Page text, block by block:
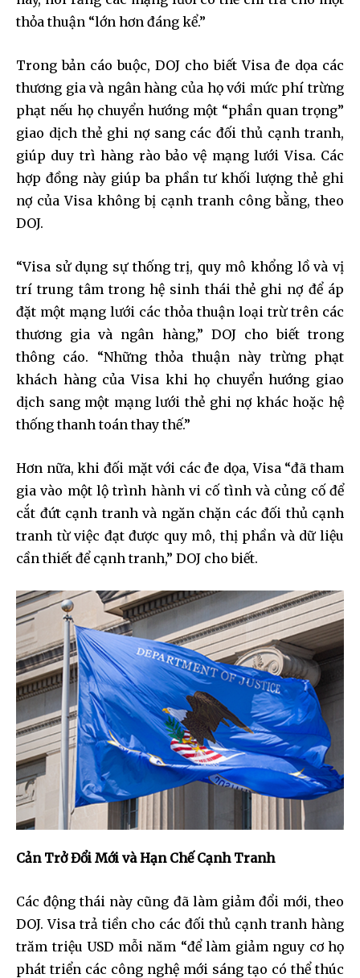
thỏa thuận “lớn hơn đáng kể.”
Trong bản cáo buộc, DOJ cho biết Visa đe dọa các
thương gia và ngân hàng của họ với mức phí trừng
phạt nếu họ chuyển hướng một “phần quan trọng”
giao dịch thẻ ghi nợ sang các đối thủ cạnh tranh,
giúp duy trì hàng rào bảo vệ mạng lưới Visa. Các
hợp đồng này giúp ba phần tư khối lượng thẻ ghi
nợ của Visa không bị cạnh tranh công bằng, theo
DOJ.
“Visa sử dụng sự thống trị, quy mô khổng lồ và vị
trí trung tâm trong hệ sinh thái thẻ ghi nợ để áp
đặt một mạng lưới các thỏa thuận loại trừ trên các
thương gia và ngân hàng,” DOJ cho biết trong
thông cáo. “Những thỏa thuận này trừng phạt
khách hàng của Visa khi họ chuyển hướng giao
dịch sang một mạng lưới thẻ ghi nợ khác hoặc hệ
thống thanh toán thay thế.”
Hơn nữa, khi đối mặt với các đe dọa, Visa “đã tham
gia vào một lộ trình hành vi cố tình và củng cố để
cắt đứt cạnh tranh và ngăn chặn các đối thủ cạnh
tranh từ việc đạt được quy mô, thị phần và dữ liệu
cần thiết để cạnh tranh,” DOJ cho biết.
Cản Trở Đổi Mới và Hạn Chế Cạnh Tranh
Các động thái này cũng đã làm giảm đổi mới, theo
DOJ. Visa trả tiền cho các đối thủ cạnh tranh hàng
trăm triệu USD mỗi năm “để làm giảm nguy cơ họ
phát triển các công nghệ mới sáng tạo có thể thúc